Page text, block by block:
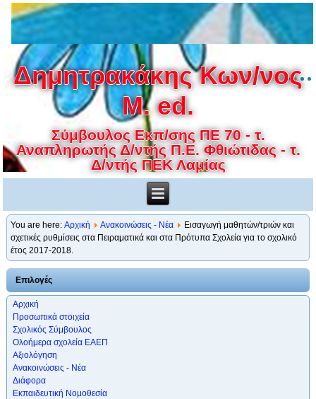
Δημητρακάκης Κων/νος
M. ed.
Σύμβουλος Εκπ/σης ΠΕ 70 - τ.
Αναπληρωτής Δ/ντής Π.Ε. Φθιώτιδας - τ.
Δ/ντής ΠΕΚ Λαμίας
You are here:Αρχική Ανακοινώσεις - Νέα
Εισαγωγή μαθητών/τριών και
σχετικές ρυθμίσεις στα Πειραματικά και στα Πρότυπα Σχολεία για το σχολικό
έτος 2017-2018.
Επιλογές
Αρχική
Προσωπικά στοιχεία
Σχολικός Σύμβουλος
Ολοήμερα σχολεία ΕΑΕΠ
Αξιολόγηση
Ανακοινώσεις - Νέα
Διάφορα
Εκπαιδευτική Νομοθεσία